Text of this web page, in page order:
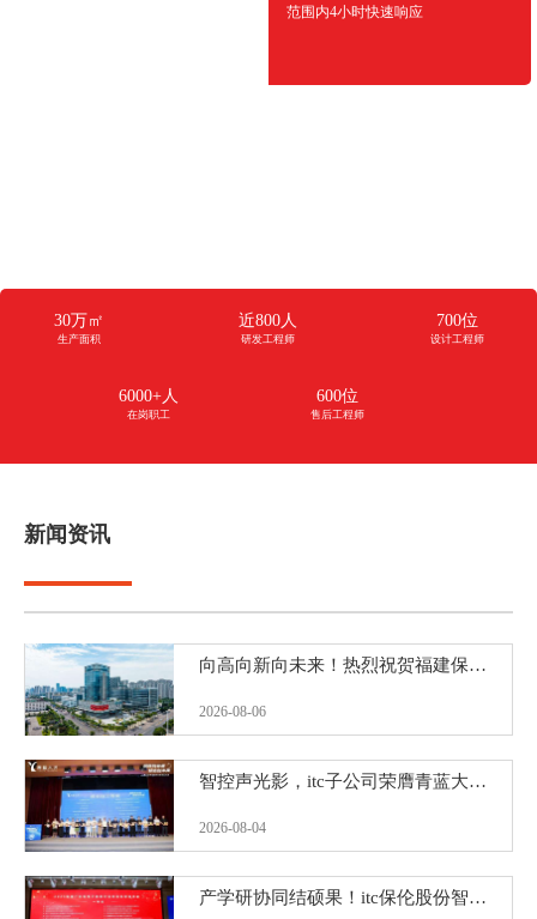
范围内4小时快速响应
30万㎡
生产面积
近800人
研发工程师
700位
设计工程师
6000+人
在岗职工
600位
售后工程师
新闻资讯
向高向新向未来！热烈祝贺福建保伦电子科技有限公司盛大开业！
2026-08-06
智控声光影，itc子公司荣膺青蓝大赛三等奖
2026-08-04
产学研协同结硕果！itc保伦股份智能视讯技术赋能千行百业获省级表彰！